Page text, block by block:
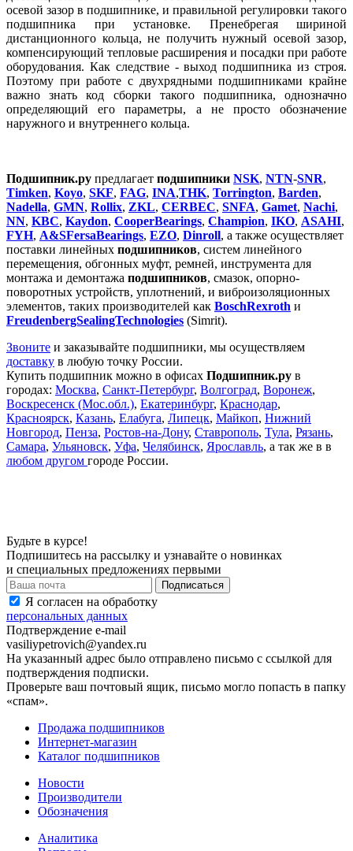
осевой зазор в подшипнике, и правильной регулировки такого
подшипника при установке. Пренебрегая шириной
дистанционного кольца, не получить нужный осевой зазор,
компенсирующий тепловые расширения и посадки при работе
оборудования. Как следствие - выход подшипника из строя.
Поэтому при работе с двухрядными подшипниками крайне
важно знать код сборки такого подшипника, однозначно
определяющий его параметры, а не просто обозначение
наружного и внутреннего кольца.
Подшипник.ру предлагает подшипники NSK, NTN-SNR,
Timken, Koyo, SKF, FAG, INA,THK, Torrington, Barden,
Nadella, GMN, Rollix, ZKL, CERBEC, SNFA, Gamet, Nachi,
NN, KBC, Kaydon, CooperBearings, Champion, IKO, ASAHI,
FYH, A&SFersaBearings, EZO, Dinroll, а также осуществляет
поставки линейных подшипников, систем линейного
перемещения, обгонных муфт, ремней, инструмента для
монтажа и демонтажа подшипников, смазок, опорно-
поворотных устройств, уплотнений, и виброизоляционных
элементов, таких производителей как BosсhRexroth и
FreudenbergSealingTechnologies (Simrit).
Звоните и заказывайте подшипники, мы осуществляем
доставку в любую точку России.
Купить подшипник можно в офисах Подшипник.ру в
городах: Москва, Санкт-Петербург, Волгоград, Воронеж,
Воскресенск (Мос.обл.), Екатеринбург, Краснодар,
Красноярск, Казань, Елабуга, Липецк, Майкоп, Нижний
Новгород, Пенза, Ростов-на-Дону, Ставрополь, Тула, Рязань,
Самара, Ульяновск, Уфа, Челябинск, Ярославль, а так же в в
любом другом городе России.
Будьте в курсе!
Подпишитесь на рассылку и узнавайте о новинках
и специальных предложениях первыми
Я согласен на обработку
персональных данных
Подтверждение e-mail
vasiliypetrovich@yandex.ru
На указанный адрес было отправлено письмо с ссылкой для
подтверждения подписки.
Проверьте ваш почтовый ящик, письмо могло попасть в папку
«спам».
Продажа подшипников
Интернет-магазин
Каталог подшипников
Новости
Производители
Обозначения
Аналитика